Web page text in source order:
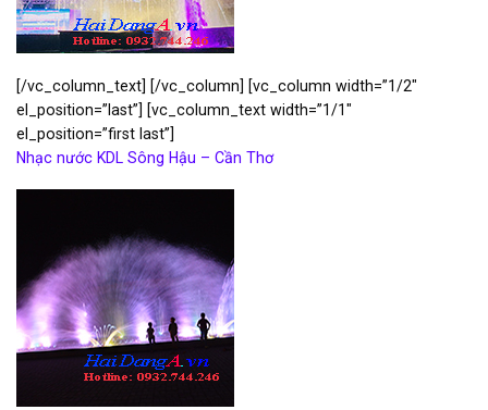
[/vc_column_text] [/vc_column] [vc_column width=”1/2″
el_position=”last”] [vc_column_text width=”1/1″
el_position=”first last”]
Nhạc nước KDL Sông Hậu – Cần Thơ